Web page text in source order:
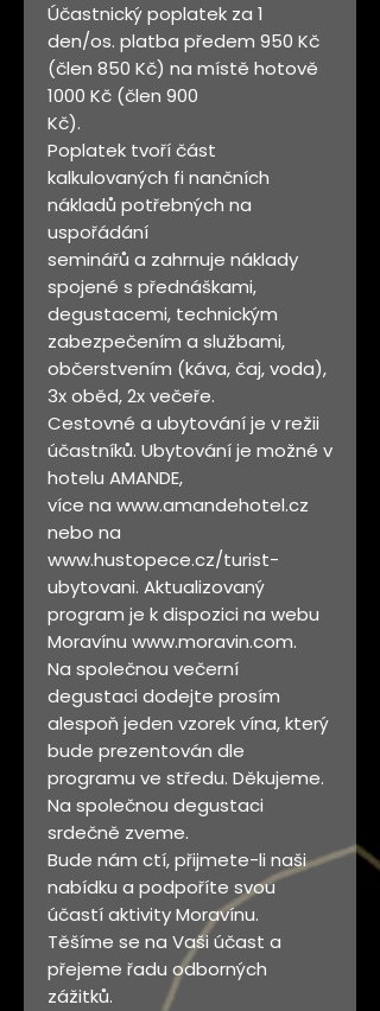
Účastnický poplatek za 1
den/os. platba předem 950 Kč
(člen 850 Kč) na místě hotově
1000 Kč (člen 900
Kč).
Poplatek tvoří část
kalkulovaných fi nančních
nákladů potřebných na
uspořádání
seminářů a zahrnuje náklady
spojené s přednáškami,
degustacemi, technickým
zabezpečením a službami,
občerstvením (káva, čaj, voda),
3x oběd, 2x večeře.
Cestovné a ubytování je v režii
účastníků. Ubytování je možné v
hotelu AMANDE,
více na www.amandehotel.cz
nebo na
www.hustopece.cz/turist-
ubytovani. Aktualizovaný
program je k dispozici na webu
Moravínu www.moravin.com.
Na společnou večerní
degustaci dodejte prosím
alespoň jeden vzorek vína, který
bude prezentován dle
programu ve středu. Děkujeme.
Na společnou degustaci
srdečně zveme.
Bude nám ctí, přijmete-li naši
nabídku a podpoříte svou
účastí aktivity Moravínu.
Těšíme se na Vaši účast a
přejeme řadu odborných
zážitků.